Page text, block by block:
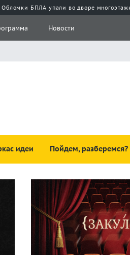
Обломки БПЛА упали во дворе
Новости
идеи Пойдем, разберемся?